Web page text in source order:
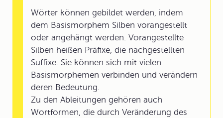
Wörter können gebildet werden, indem
dem Basismorphem Silben vorangestellt
oder angehängt werden. Vorangestellte
Silben heißen Präfixe, die nachgestellten
Suffixe. Sie können sich mit vielen
Basismorphemen verbinden und verändern
deren Bedeutung.
Zu den Ableitungen gehören auch
Wortformen, die durch Veränderung des